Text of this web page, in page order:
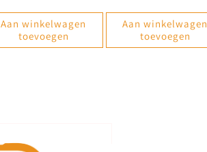
Aan winkelwagen
toevoegen
Aan winkelwagen
toevoegen